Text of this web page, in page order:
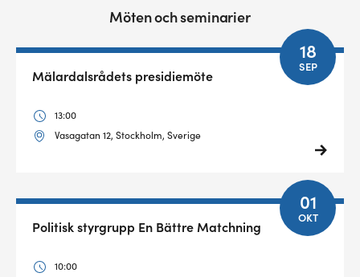
Möten och seminarier
18
SEP
Mälardalsrådets presidiemöte
13:00
Vasagatan 12, Stockholm, Sverige
01
OKT
Politisk styrgrupp En Bättre Matchning
10:00